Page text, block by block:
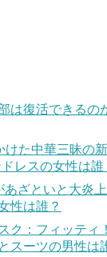
は復活できるの
けた中華三昧の
レスの女性は誰
ざといと大炎
性は誰？
ク：フィッティ
スーツの男性は